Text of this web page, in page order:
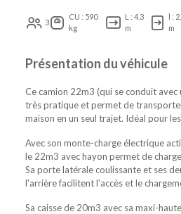
3
CU : 590
kg
L : 4.3
m
l :
m
Présentation du véhicule
Ce camion 22m3 (qui se conduit avec
très pratique et permet de
maison en un seul trajet. Idéal pour
Avec son monte-charge électrique
le 22m3 avec hayon permet de
Sa porte latérale coulissante et ses
l'arrière facilitent l'accès et le
Sa caisse de 20m3 avec sa maxi-